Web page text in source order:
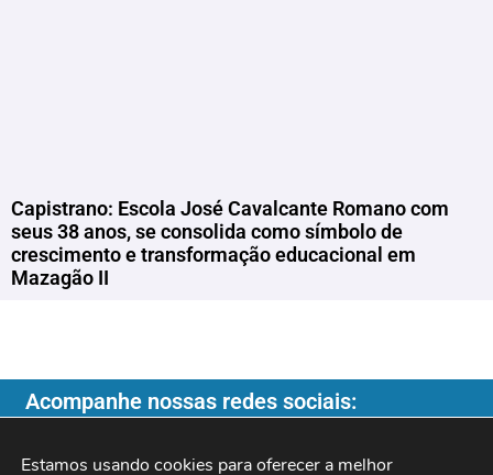
Capistrano: Escola José Cavalcante Romano com
seus 38 anos, se consolida como símbolo de
crescimento e transformação educacional em
Mazagão II
Acompanhe nossas redes sociais:
Estamos usando cookies para oferecer a melhor